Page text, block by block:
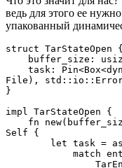
ведь для этого ее
упакованный
struct TarStateOpen {
buffer_size:
File),
}
impl TarStateOpen {
Self {
let task